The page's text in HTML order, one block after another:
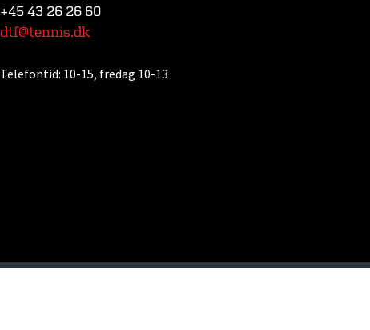
+45 43 26 26 60
dtf@tennis.dk
Telefontid: 10-15, fredag 10-13